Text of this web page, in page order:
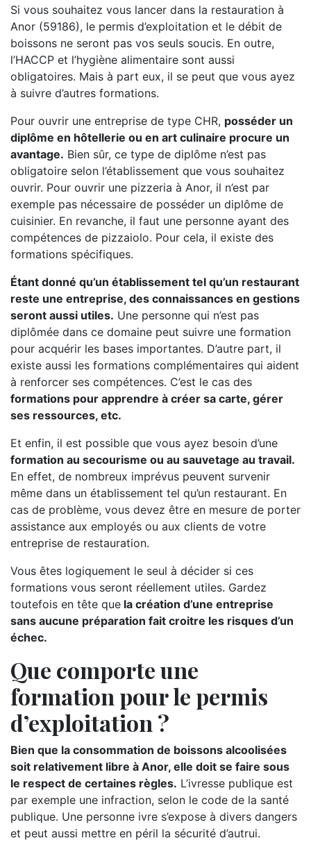
Si vous souhaitez vous lancer dans la restauration à
Anor (59186), le permis d’exploitation et le débit de
boissons ne seront pas vos seuls soucis. En outre,
l’HACCP et l’hygiène alimentaire sont aussi
obligatoires. Mais à part eux, il se peut que vous ayez
à suivre d’autres formations.
Pour ouvrir une entreprise de type CHR, posséder un
diplôme en hôtellerie ou en art culinaire procure un
avantage. Bien sûr, ce type de diplôme n’est pas
obligatoire selon l’établissement que vous souhaitez
ouvrir. Pour ouvrir une pizzeria à Anor, il n’est par
exemple pas nécessaire de posséder un diplôme de
cuisinier. En revanche, il faut une personne ayant des
compétences de pizzaiolo. Pour cela, il existe des
formations spécifiques.
Étant donné qu’un établissement tel qu’un restaurant
reste une entreprise, des connaissances en gestions
seront aussi utiles. Une personne qui n’est pas
diplômée dans ce domaine peut suivre une formation
pour acquérir les bases importantes. D’autre part, il
existe aussi les formations complémentaires qui aident
à renforcer ses compétences. C’est le cas des
formations pour apprendre à créer sa carte, gérer
ses ressources, etc.
Et enfin, il est possible que vous ayez besoin d’une
formation au secourisme ou au sauvetage au travail.
En effet, de nombreux imprévus peuvent survenir
même dans un établissement tel qu’un restaurant. En
cas de problème, vous devez être en mesure de porter
assistance aux employés ou aux clients de votre
entreprise de restauration.
Vous êtes logiquement le seul à décider si ces
formations vous seront réellement utiles. Gardez
toutefois en tête que la création d’une entreprise
sans aucune préparation fait croitre les risques d’un
échec.
Que comporte une
formation pour le permis
d’exploitation ?
Bien que la consommation de boissons alcoolisées
soit relativement libre à Anor, elle doit se faire sous
le respect de certaines règles. L’ivresse publique est
par exemple une infraction, selon le code de la santé
publique. Une personne ivre s’expose à divers dangers
et peut aussi mettre en péril la sécurité d’autrui.